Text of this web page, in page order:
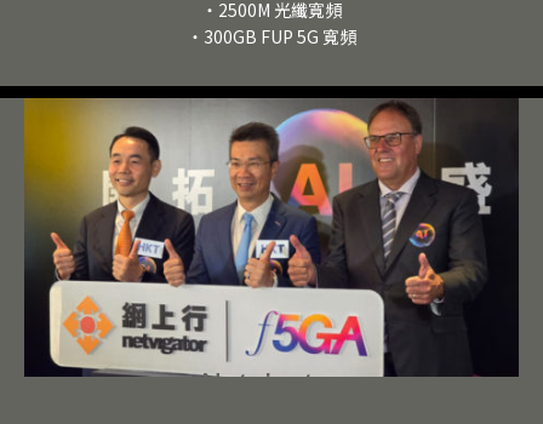
・2500M 光纖寬頻
・300GB FUP 5G 寬頻
Netvigator